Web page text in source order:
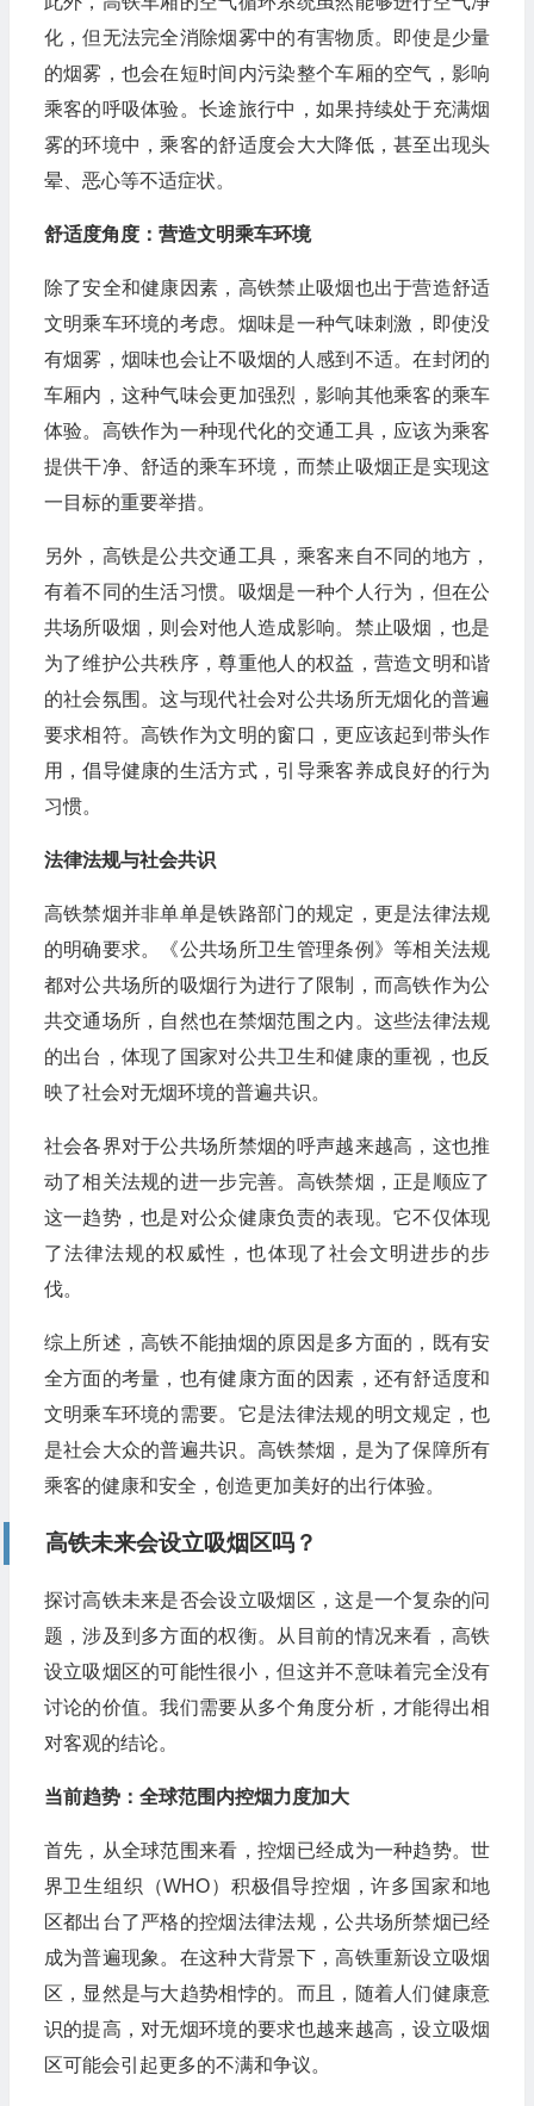
化，但无法完全消除烟雾中的有害物质。即使是少量
的烟雾，也会在短时间内污染整个车厢的空气，影响
乘客的呼吸体验。长途旅行中，如果持续处于充满烟
雾的环境中，乘客的舒适度会大大降低，甚至出现头
晕、恶心等不适症状。
舒适度角度：营造文明乘车环境
除了安全和健康因素，高铁禁止吸烟也出于营造舒适
文明乘车环境的考虑。烟味是一种气味刺激，即使没
有烟雾，烟味也会让不吸烟的人感到不适。在封闭的
车厢内，这种气味会更加强烈，影响其他乘客的乘车
体验。高铁作为一种现代化的交通工具，应该为乘客
提供干净、舒适的乘车环境，而禁止吸烟正是实现这
一目标的重要举措。
另外，高铁是公共交通工具，乘客来自不同的地方，
有着不同的生活习惯。吸烟是一种个人行为，但在公
共场所吸烟，则会对他人造成影响。禁止吸烟，也是
为了维护公共秩序，尊重他人的权益，营造文明和谐
的社会氛围。这与现代社会对公共场所无烟化的普遍
要求相符。高铁作为文明的窗口，更应该起到带头作
用，倡导健康的生活方式，引导乘客养成良好的行为
习惯。
法律法规与社会共识
高铁禁烟并非单单是铁路部门的规定，更是法律法规
的明确要求。《公共场所卫生管理条例》等相关法规
都对公共场所的吸烟行为进行了限制，而高铁作为公
共交通场所，自然也在禁烟范围之内。这些法律法规
的出台，体现了国家对公共卫生和健康的重视，也反
映了社会对无烟环境的普遍共识。
社会各界对于公共场所禁烟的呼声越来越高，这也推
动了相关法规的进一步完善。高铁禁烟，正是顺应了
这一趋势，也是对公众健康负责的表现。它不仅体现
了法律法规的权威性，也体现了社会文明进步的步
伐。
综上所述，高铁不能抽烟的原因是多方面的，既有安
全方面的考量，也有健康方面的因素，还有舒适度和
文明乘车环境的需要。它是法律法规的明文规定，也
是社会大众的普遍共识。高铁禁烟，是为了保障所有
乘客的健康和安全，创造更加美好的出行体验。
高铁未来会设立吸烟区吗？
探讨高铁未来是否会设立吸烟区，这是一个复杂的问
题，涉及到多方面的权衡。从目前的情况来看，高铁
设立吸烟区的可能性很小，但这并不意味着完全没有
讨论的价值。我们需要从多个角度分析，才能得出相
对客观的结论。
当前趋势：全球范围内控烟力度加大
首先，从全球范围来看，控烟已经成为一种趋势。世
界卫生组织（WHO）积极倡导控烟，许多国家和地
区都出台了严格的控烟法律法规，公共场所禁烟已经
成为普遍现象。在这种大背景下，高铁重新设立吸烟
区，显然是与大趋势相悖的。而且，随着人们健康意
识的提高，对无烟环境的要求也越来越高，设立吸烟
区可能会引起更多的不满和争议。